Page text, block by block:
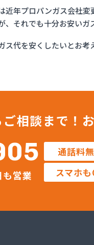
イフ西日本株式会社 京
商事株式会社
カ商事株式会社 久世営
カ商事株式会社 山科営
産業株式会社 セルフ京
会社ガストピア
社ガストピア
会社キョウプロ
会社キョウプロ 京都支
会社キョウプロ 城陽支
会社サンワガス工業
近年プロパンガス会社変
、それでも十分お安いガ
ス代を安くしたいとお考
相談まで！
営業
通話料
スマホ